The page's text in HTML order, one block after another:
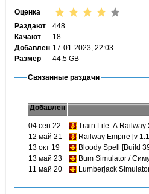
Оценка
Раздают
448
Качают
18
Добавлен 17-01-2023, 22:03
Размер
44.5 GB
Связанные раздачи
Добавлен
04 сен 22 Train Life: A Railway
12 май 21
Railway Empire [v
13 окт 19
Bloody Spell [Build
13 май 23
Bum Simulator /
11 май 20
Lumberjack